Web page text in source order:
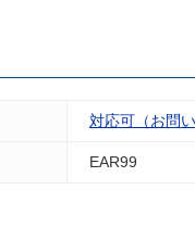
対応可（お問
EAR99